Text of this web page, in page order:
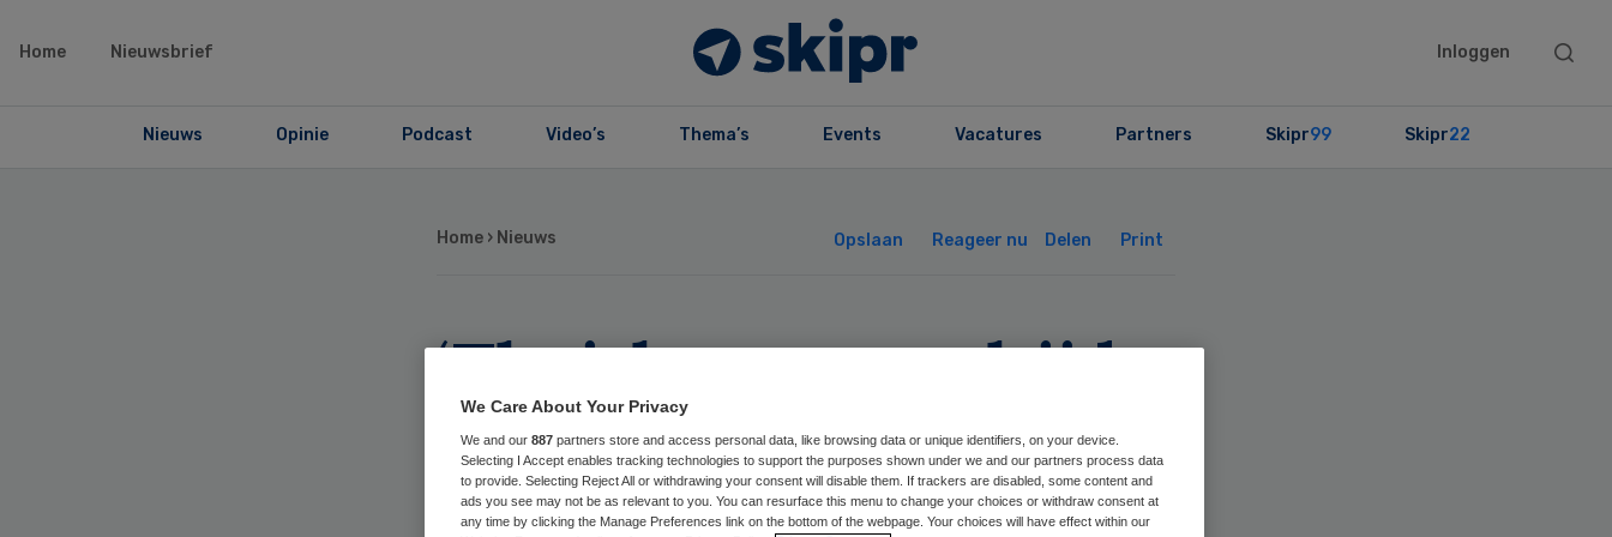
Home Nieuwsbrief Inloggen
Search
Nieuws Opinie Podcast Video’s Thema’s Events Vacatures Partners Skipr99 Skipr22
Home › Nieuws Opslaan Reageer nu Delen Print
‘Thuisbezorgmaaltijden
bevatten vaak te veel
bacteriën’
We Care About Your Privacy
We and our 887 partners store and access personal data, like browsing data or unique identifiers, on your device.
Selecting I Accept enables tracking technologies to support the purposes shown under we and our partners process data
to provide. Selecting Reject All or withdrawing your consent will disable them. If trackers are disabled, some content and
ads you see may not be as relevant to you. You can resurface this menu to change your choices or withdraw consent at
any time by clicking the Manage Preferences link on the bottom of the webpage. Your choices will have effect within our